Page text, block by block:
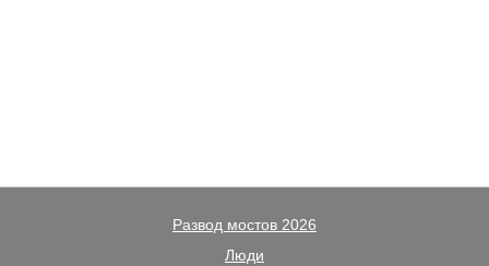
Развод мостов 2026
Люди